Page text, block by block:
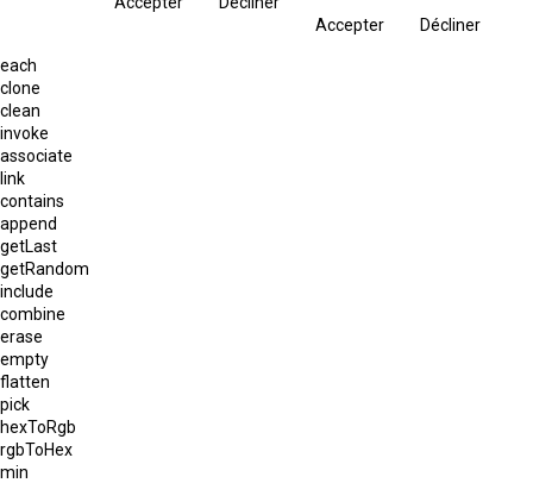
Accepter Décliner
each
clone
clean
invoke
associate
link
contains
append
getLast
getRandom
include
combine
erase
empty
flatten
pick
hexToRgb
rgbToHex
min